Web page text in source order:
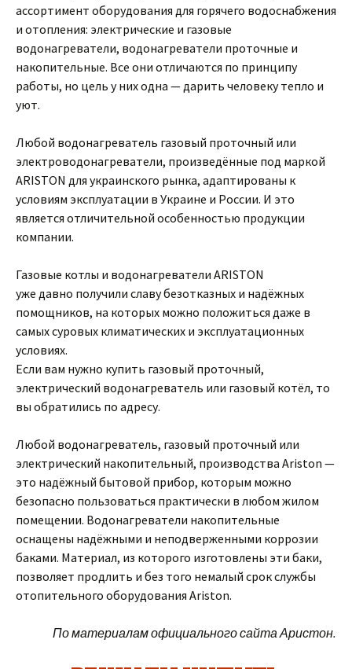
ассортимент оборудования для горячего водоснабжения
и отопления: электрические и газовые
водонагреватели, водонагреватели проточные и
накопительные. Все они отличаются по принципу
работы, но цель у них одна — дарить человеку тепло и
уют.
Любой водонагреватель газовый проточный или
электроводонагреватели, произведённые под маркой
ARISTON для украинского рынка, адаптированы к
условиям эксплуатации в Украине и России. И это
является отличительной особенностью продукции
компании.
Газовые котлы и водонагреватели ARISTON
уже давно получили славу безотказных и надёжных
помощников, на которых можно положиться даже в
самых суровых климатических и эксплуатационных
условиях.
Если вам нужно купить газовый проточный,
электрический водонагреватель или газовый котёл, то
вы обратились по адресу.
Любой водонагреватель, газовый проточный или
электрический накопительный, производства Ariston —
это надёжный бытовой прибор, которым можно
безопасно пользоваться практически в любом жилом
помещении. Водонагреватели накопительные
оснащены надёжными и неподверженными коррозии
баками. Материал, из которого изготовлены эти баки,
позволяет продлить и без того немалый срок службы
отопительного оборудования Ariston.
По материалам официального сайта Аристон.